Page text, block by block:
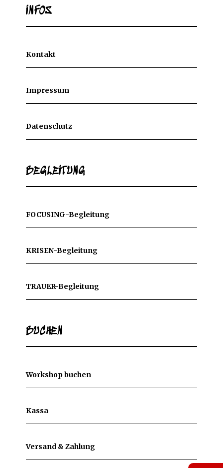
INFOS
Kontakt
Impressum
Datenschutz
BEGLEITUNG
FOCUSING-Begleitung
KRISEN-Begleitung
TRAUER-Begleitung
BUCHEN
Workshop buchen
Kassa
Versand & Zahlung